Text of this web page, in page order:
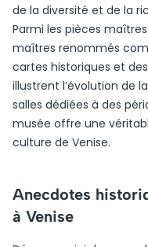
de la diversité et de la
Parmi les pièces
maîtres renommés
cartes historiques et
illustrent l’évolution de
salles dédiées à des
musée offre une
culture de Venise.
Anecdotes
à Venise